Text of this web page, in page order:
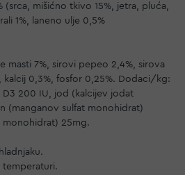
(srca, mišićno tkivo 15%, jetra, pluća,
1%, laneno ulje 0,5%
masti 7%, sirovi pepeo 2,4%, sirova
kalcij 0,3%, fosfor 0,25%. Dodaci/kg:
200 IU, jod (kalcijev jodat
(manganov sulfat monohidrat)
monohidrat) 25mg.
temperaturi.